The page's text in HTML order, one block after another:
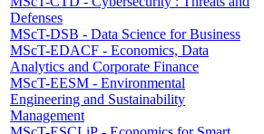
Defenses
MScT-DSB - Data Science for Business
MScT-EDACF - Economics, Data
Analytics and Corporate Finance
MScT-EESM - Environmental
Engineering and Sustainability
Management